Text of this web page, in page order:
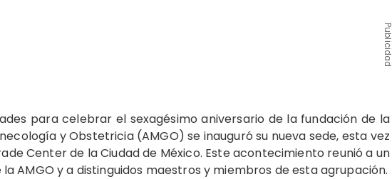
Publicidad
para celebrar el sexagésimo aniversario de la fundación de la
y Obstetricia (AMGO) se inauguró su nueva sede, esta vez
Center de la Ciudad de México. Este acontecimiento reunió a un
AMGO y a distinguidos maestros y miembros de esta agrupación.